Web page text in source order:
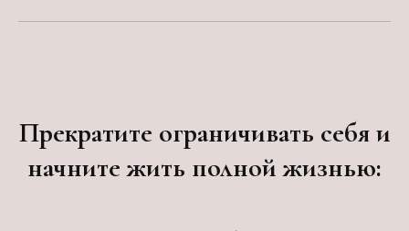
Прекратите ограничивать себя и
начните жить полной жизнью: